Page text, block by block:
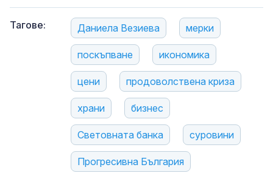
Тагове: Даниела Везиева мерки
поскъпване икономика
цени продоволствена криза
храни бизнес
Световната банка суровини
Прогресивна България